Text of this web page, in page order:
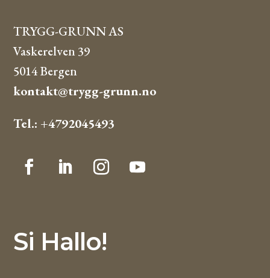
TRYGG-GRUNN AS
Vaskerelven 39
5014 Bergen
kontakt@trygg-grunn.no
Tel.: +4792045493
Si Hallo!